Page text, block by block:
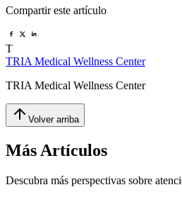
Compartir este artículo
T
TRIA Medical Wellness Center
TRIA Medical Wellness Center
Volver arriba
Más Artículos
Descubra más perspectivas sobre